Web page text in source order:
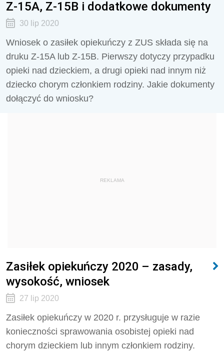
Z-15A, Z-15B i dodatkowe dokumenty
30 lip 2020
Wniosek o zasiłek opiekuńczy z ZUS składa się na
druku Z-15A lub Z-15B. Pierwszy dotyczy przypadku
opieki nad dzieckiem, a drugi opieki nad innym niż
dziecko chorym członkiem rodziny. Jakie dokumenty
dołączyć do wniosku?
REKLAMA
Zasiłek opiekuńczy 2020 – zasady,
wysokość, wniosek
27 lip 2020
Zasiłek opiekuńczy w 2020 r. przysługuje w razie
konieczności sprawowania osobistej opieki nad
chorym dzieckiem lub innym członkiem rodziny.